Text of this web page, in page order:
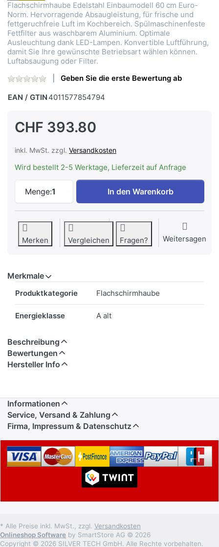
Flachschirmhaube Edelstahl Einbaumodell 60 cm Euro-
Norm. Hervorragende Absaugleistung, für frische und
fettgeruchfreie Luft im Kochbereich. Spülmaschinenfeste
Fettfilter aus waschbarem Aluminium. Optimale
Ausleuchtung dank LED-Lampen. Konvertible Luftführung,
damit Sie Ihre gewünschte Betriebsart wählen können.
Luftabsaugung oder Filter.
Geben Sie die erste Bewertung ab
EAN / GTIN 4011577854794
CHF 393.80
inkl. MwSt. zzgl. Versandkosten
Wird bestellt 2-5 Werktage, Lieferzeit auf Anfrage
Menge:1
Bauknecht DBAH 62 LT X
In den Warenkorb
Merken Vergleichen Fragen? Weitersagen
Merkmale
Produktkategorie Flachschirmhaube
Energieklasse A alt
Beschreibung
Bewertungen
Hersteller Info
Informationen
Service, Versand & Zahlung
Firma, Impressum & Datenschutz
* Alle Preise inkl. MwSt., zzgl. Versandkosten
Onlineshop Software by SmartStore AG © 2026
Copyright © 2026 SILVER TECH GmbH. Alle Rechte vorbehalten.